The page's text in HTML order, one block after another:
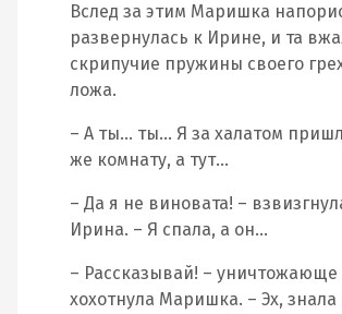
Вслед за этим Маришка
развернулась к Ирине, и та
скрипучие пружины своего
ложа.
– А ты… ты… Я за халатом
же комнату, а тут…
– Да я не виновата! –
Ирина. – Я спала, а он…
– Рассказывай! – уничтожающе
хохотнула Маришка. – Эх, знала